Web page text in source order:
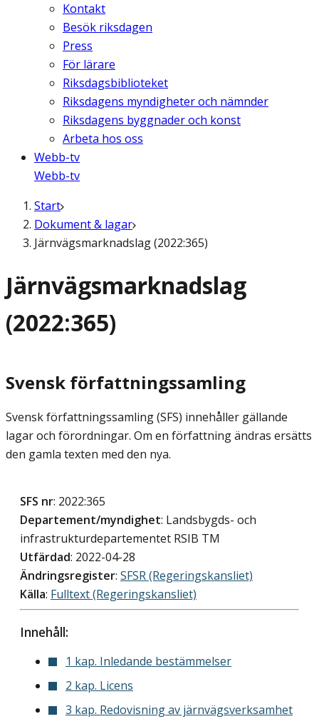
Kontakt
Besök riksdagen
Press
För lärare
Riksdagsbiblioteket
Riksdagens myndigheter och nämnder
Riksdagens byggnader och konst
Arbeta hos oss
Webb-tv
Webb-tv
Start
Dokument & lagar
Järnvägsmarknadslag (2022:365)
Järnvägsmarknadslag
(2022:365)
Svensk författningssamling
Svensk författningssamling (SFS) innehåller gällande
lagar och förordningar. Om en författning ändras ersätts
den gamla texten med den nya.
SFS nr: 2022:365
Departement/myndighet: Landsbygds- och
infrastrukturdepartementet RSIB TM
Utfärdad: 2022-04-28
Ändringsregister: SFSR (Regeringskansliet)
Källa: Fulltext (Regeringskansliet)
Innehåll:
1 kap. Inledande bestämmelser
2 kap. Licens
3 kap. Redovisning av järnvägsverksamhet